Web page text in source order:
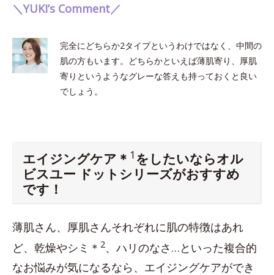
＼YUKI’s Comment／
完全にどちらか2タイプというわけではなく、中間の
肌の方もいます。どちらかといえば薄肌寄り、厚肌
寄りというようなグレーな答えも持っておくと良い
でしょう。
エイジングケア＊ 1 をしたいならオル
ビスユー ドットシリーズがおすすめ
です！
薄肌さん、厚肌さんそれぞれに肌の特徴はあれ
ど、乾燥やシミ＊ 2、ハリのなさ…といった複合的
なお悩みが気になるなら、エイジングケアができ